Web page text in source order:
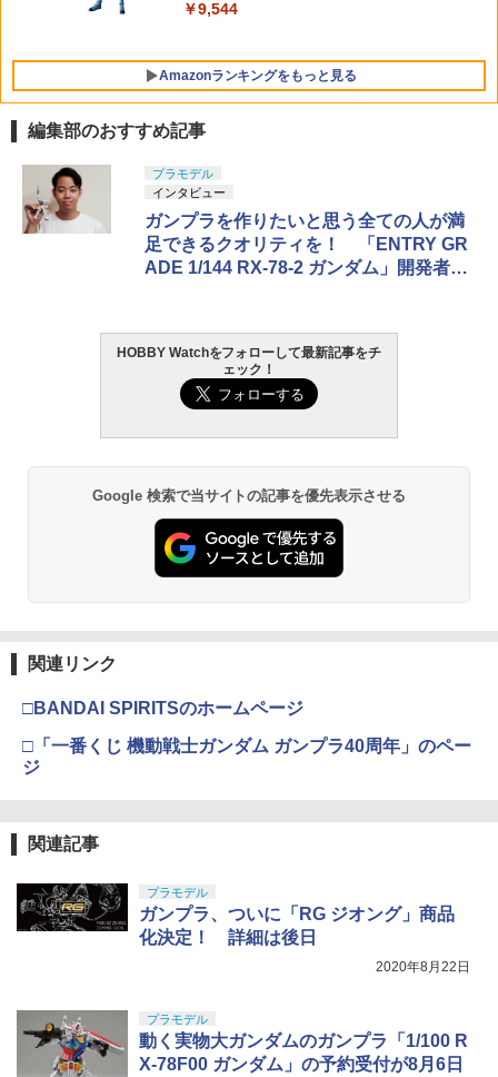
モジューラートリガーシュー B◆GOLD
￥1,530
￥9,544
Amazonランキングをもっと見る
Blokees スター ウォーズ マンダロリア
ン&グローグー CC05 ディン ジャリン&
グローグー ABS樹脂&PVC製 組み立て式
プラスチックモデル
￥4,475
BANDAI SPIRITS(バンダイ スピリッツ)
30MM xEXM-000 ゼノヴァルト 1/144ス
ケール 色分け済みプラモデル
RG 機動戦士ガンダム 逆襲のシャア νガ
ンダム 1/144スケール 色分け済みプラモ
デル
ロモデラー共同開発】 超極細 ガラスヤ
ート処理 模型 フィギュア［知的財産権
BANDAI SPIRITS(バンダイ スピリッツ)
HGUC 200 機動戦士Zガンダム 百式 1/14
4スケール 色分け済みプラモデル
東京マルイ(TOKYO MARUI) No.25 コル
ト ガバメント HG 18歳以上エアーHOP
ハンドガン
￥3,384
東京マルイ(TOKYO MARUI) No.21 H&K
USP HG 18歳以上エアーHOPハンドガン
￥3,409
バックマシンガン No.14 20式 5.56mm
￥190,000
5
LOCTITE(ロックタイト) シールはがし
プレミアム 220ml
￥1,013
タミヤ クラフトツールシリーズ No.123
先細薄刃ニッパー (ゲートカット用) プラ
モデル用工具 74123
￥2,691
GSIクレオス Mr.トップコート 水性プレ
ホビー用仕上材 B601
￥748
4
￥710
編集部のおすすめ記事
プラモデル
インタビュー
ガンプラを作りたいと思う全ての人が満
足できるクオリティを！ 「ENTRY GR
ADE 1/144 RX-78-2 ガンダム」開発者イ
HOBBY Watchをフォローして最新記事をチ
ェック！
Google 検索で当サイトの記事を優先表示させる
関連リンク
□BANDAI SPIRITSのホームページ
□「一番くじ 機動戦士ガンダム ガンプラ40周年」のペー
ジ
関連記事
プラモデル
ガンプラ、ついに「RG ジオング」商品
化決定！ 詳細は後日
2020年8月22日
プラモデル
動く実物大ガンダムのガンプラ「1/100 R
X-78F00 ガンダム」の予約受付が8月6日